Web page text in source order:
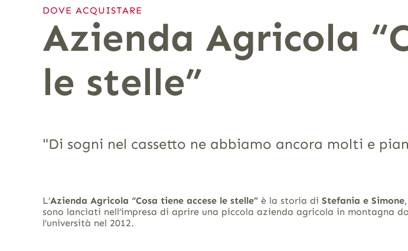
DOVE ACQUISTARE
Azienda Agricola
le stelle”
"Di sogni nel cassetto ne abbiamo ancora molti e
L’Azienda Agricola “Cosa tiene accese le stelle”è la storia di Stefania e Simone
sono lanciati nell’impresa di aprire una piccola azienda agricola in montagna
l’università nel 2012.